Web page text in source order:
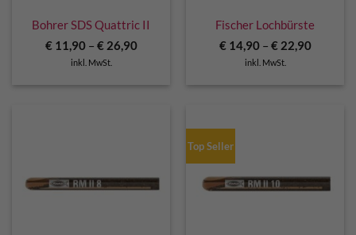
Bohrer SDS Quattric II
€11,90– €26,90
inkl. MwSt.
Fischer Lochbürste
€14,90– €22,90
inkl. MwSt.
Top Seller